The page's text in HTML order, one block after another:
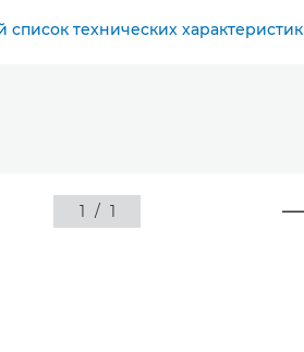
технических характеристик
1 / 1